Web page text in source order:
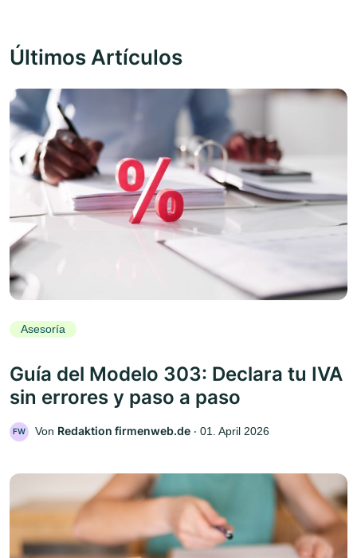
Últimos Artículos
Asesoría
Guía del Modelo 303: Declara tu IVA
sin errores y paso a paso
FW Von Redaktion firmenweb.de ‧ 01. April 2026